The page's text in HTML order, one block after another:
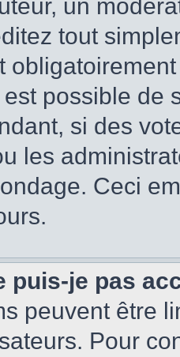
un
tout
possible de
si des
les
Ceci
puis-je pas
peuvent être
Pour